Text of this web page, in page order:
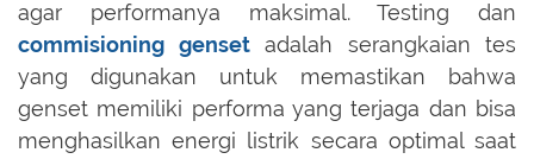
agar performanya maksimal. Testing dan
commisioning gensetadalah serangkaian tes
yang digunakan untuk memastikan bahwa
genset memiliki performa yang terjaga dan bisa
menghasilkan energi listrik secara optimal saat